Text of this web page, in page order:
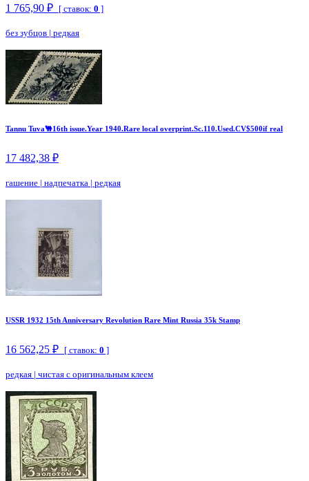
1 765,90 ₽ [ ставок: 0 ]
без зубцов | редкая
Tannu Tuva🐫16th issue.Year 1940.Rare local overprint.Sc.110.Used.CV$500if real
17 482,38 ₽
гашение | надпечатка | редкая
USSR 1932 15th Anniversary Revolution Rare Mint Russia 35k Stamp
16 562,25 ₽ [ ставок: 0 ]
редкая | чистая с оригинальным клеем